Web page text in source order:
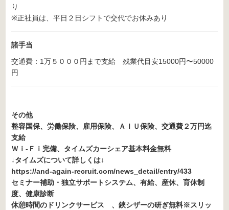
り
※正社員は、平日２日シフトで交代でお休みあり
諸手当
交通費：1万５０００円まで支給 残業代目安15000円〜50000
円
その他
整容国保、労働保険、雇用保険、ＡＩＵ保険、交通費２万円迄
支給
Ｗｉ-Ｆｉ完備、タイムズカーシェア基本料金無料
↓タイムズについて詳しくは↓
https://and-again-recruit.com/news_detail/entry/433
セミナー補助・独立サポートシステム、有給、産休、育休制
度、健康診断
休憩時間のドリンクサービス 、鋏シザーの研ぎ無料※スリッ